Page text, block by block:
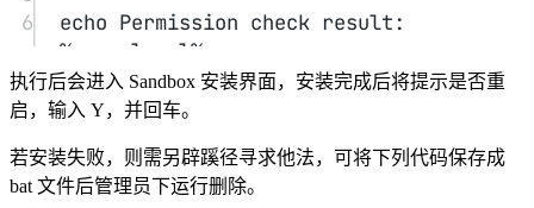
6
echo Permission check result:
%errorlevel%
7
8
REM --> If
9
if '%errorlevel%' NEQ '0' (
10
echo Requesting administrative
执行后会进入 Sandbox 安装界面，安装完成后将提示是否重
启，输入 Y，并回车。
若安装失败，则需另辟蹊径寻求他法，可将下列代码保存成
bat 文件后管理员下运行删除。